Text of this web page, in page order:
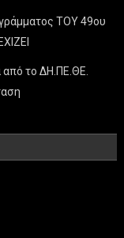
ΤΟΥ 49ου
από το ΔΗ.ΠΕ.ΘΕ.